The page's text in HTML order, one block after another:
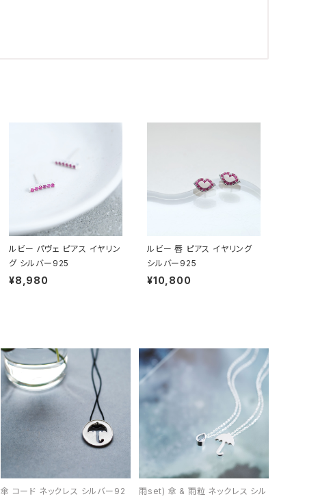
ルビー パヴェ ピアス イヤリン
グ シルバー925
¥8,980
ルビー 唇 ピアス イヤリング
シルバー925
¥10,800
傘 コード ネックレス シルバー92
雨set) 傘 & 雨粒 ネックレス シル